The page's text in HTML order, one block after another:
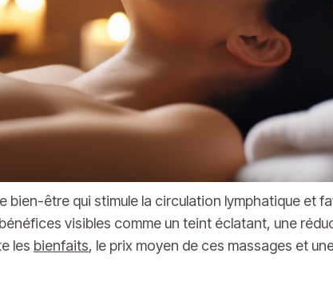
bien-être qui stimule la circulation lymphatique et
visibles comme un teint éclatant, une
les bienfaits, le prix moyen de ces massages et